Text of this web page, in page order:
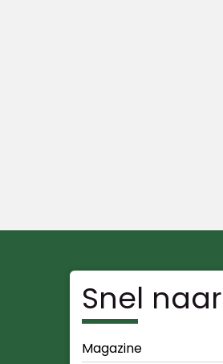
Snel naar
Magazine